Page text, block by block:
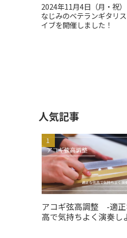
2024年11月4日（月・祝
なじみのベテランギタリ
イブを開催しました！
人気記事
アコギ弦高調整 -適
高で気持ちよく演奏し